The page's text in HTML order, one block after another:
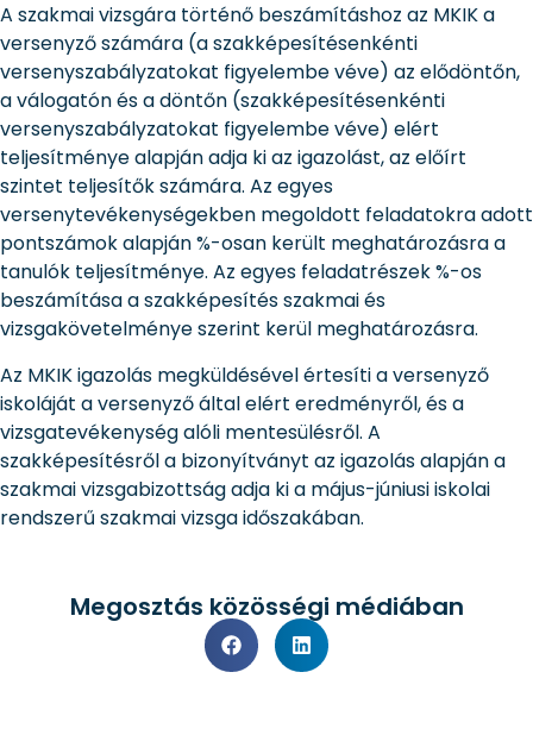
A szakmai vizsgára történő beszámításhoz az MKIK a
versenyző számára (a szakképesítésenkénti
versenyszabályzatokat figyelembe véve) az elődöntőn,
a válogatón és a döntőn (szakképesítésenkénti
versenyszabályzatokat figyelembe véve) elért
teljesítménye alapján adja ki az igazolást, az előírt
szintet teljesítők számára. Az egyes
versenytevékenységekben megoldott feladatokra adott
pontszámok alapján %-osan került meghatározásra a
tanulók teljesítménye. Az egyes feladatrészek %-os
beszámítása a szakképesítés szakmai és
vizsgakövetelménye szerint kerül meghatározásra.
Az MKIK igazolás megküldésével értesíti a versenyző
iskoláját a versenyző által elért eredményről, és a
vizsgatevékenység alóli mentesülésről. A
szakképesítésről a bizonyítványt az igazolás alapján a
szakmai vizsgabizottság adja ki a május-júniusi iskolai
rendszerű szakmai vizsga időszakában.
Megosztás közösségi médiában